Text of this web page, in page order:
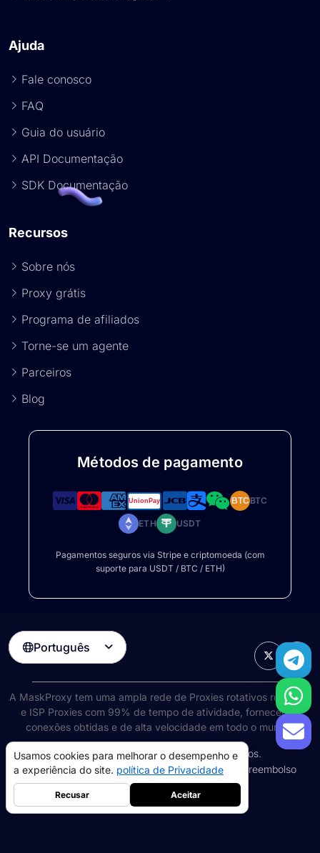
Ajuda
Fale conosco
FAQ
Guia do usuário
API Documentação
SDK Documentação
Recursos
Sobre nós
Proxy grátis
Programa de afiliados
Torne-se um agente
Parceiros
Blog
Métodos de pagamento
BTCBTC
ETH USDT
Pagamentos seguros via Stripe e criptomoeda (com
suporte para USDT / BTC / ETH)
Português 
A MaskProxy tem uma ampla rede de Proxies rotativos rotativos
e ISP Proxies com 99% de tempo de atividade, fornecendo
conexões obtidas e de alta velocidade em todo o mundo.
©2026AIWAY LIMITED. Todos os direitos reservados.
Termos de Serviço política de PrivacidadePolítica de reembolso
Política de cookies
Usamos cookies para melhorar o desempenho e
a experiência do site. política de Privacidade
Recusar Aceitar